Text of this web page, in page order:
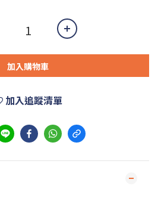
加入購物車
加入追蹤清單